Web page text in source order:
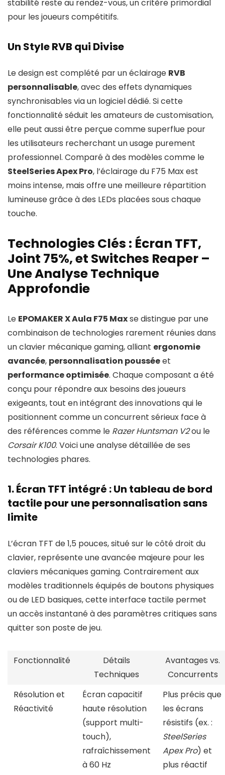
stabilité reste au rendez-vous, un critère primordial
pour les joueurs compétitifs.
Un Style RVB qui Divise
Le design est complété par un éclairage RVB
personnalisable, avec des effets dynamiques
synchronisables via un logiciel dédié. Si cette
fonctionnalité séduit les amateurs de customisation,
elle peut aussi être perçue comme superflue pour
les utilisateurs recherchant un usage purement
professionnel. Comparé à des modèles comme le
SteelSeries Apex Pro, l’éclairage du F75 Max est
moins intense, mais offre une meilleure répartition
lumineuse grâce à des LEDs placées sous chaque
touche.
Technologies Clés : Écran TFT,
Joint 75%, et Switches Reaper –
Une Analyse Technique
Approfondie
Le EPOMAKER X Aula F75 Maxse distingue par une
combinaison de technologies rarement réunies dans
un clavier mécanique gaming, alliant ergonomie
avancée, personnalisation pousséeet
performance optimisée. Chaque composant a été
conçu pour répondre aux besoins des joueurs
exigeants, tout en intégrant des innovations qui le
positionnent comme un concurrent sérieux face à
des références comme le Razer Huntsman V2ou le
Corsair K100. Voici une analyse détaillée de ses
technologies phares.
1. Écran TFT intégré : Un tableau de bord
tactile pour une personnalisation sans
limite
L’écran TFT de 1,5 pouces, situé sur le côté droit du
clavier, représente une avancée majeure pour les
claviers mécaniques gaming. Contrairement aux
modèles traditionnels équipés de boutons physiques
ou de LED basiques, cette interface tactile permet
un accès instantané à des paramètres critiques sans
quitter son poste de jeu.
Fonctionnalité
Détails
Techniques
Avantages vs.
Concurrents
Résolution et
Réactivité
Écran capacitif
haute résolution
(support multi-
touch),
rafraîchissement
à 60 Hz
Plus précis que
les écrans
résistifs (ex. :
SteelSeries
Apex Pro) et
plus réactif